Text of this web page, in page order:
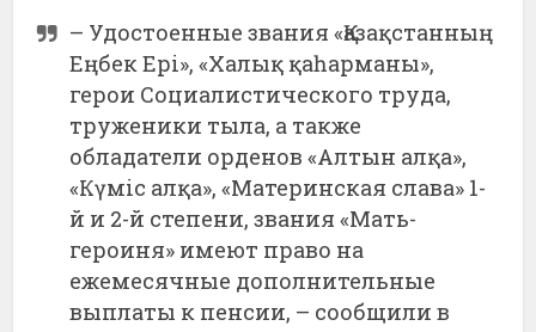
– Удостоенные звания «Қазақстанның
Еңбек Ері», «Халық қаһарманы»,
герои Социалистического труда,
труженики тыла, а также
обладатели орденов «Алтын алқа»,
«Күміс алқа», «Материнская слава» 1-
й и 2-й степени, звания «Мать-
героиня» имеют право на
ежемесячные дополнительные
выплаты к пенсии, – сообщили в